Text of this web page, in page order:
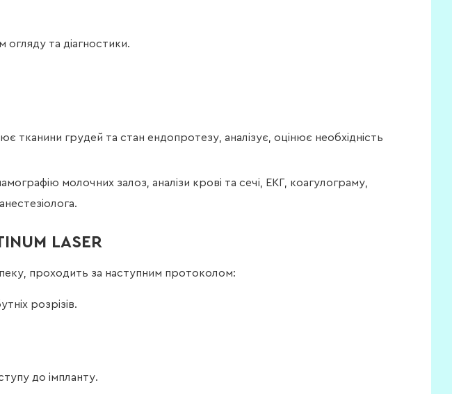
огляду та діагностики.
тканини грудей та стан ендопротезу, аналізує, оцінює необхідність
молочних залоз, аналізи крові та сечі, ЕКГ, коагулограму,
LASER
проходить за наступним протоколом:
розрізів.
до імпланту.